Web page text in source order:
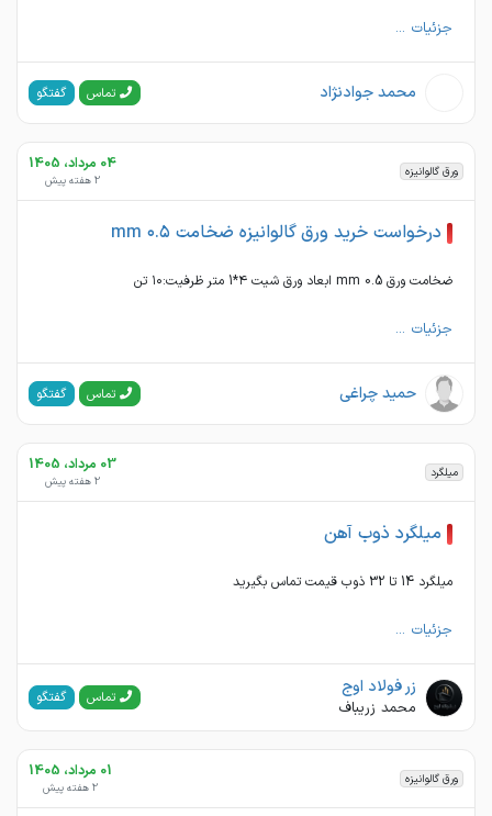
جزئیات ...
محمد جوادنژاد تماس گفتگو
ورق گالوانیزه 04 مرداد، 1405
2 هفته پیش
درخواست خرید ورق گالوانیزه ضخامت ۰.۵ mm
ضخامت ورق 0.5 mm ابعاد ورق شیت ۴*1 متر ظرفیت:۱۰ تن
جزئیات ...
حمید چراغی تماس گفتگو
میلگرد 03 مرداد، 1405
2 هفته پیش
میلگرد ذوب آهن
میلگرد 14 تا 32 ذوب قیمت تماس بگیرید
جزئیات ...
زر فولاد اوج
محمد زريباف تماس گفتگو
ورق گالوانیزه 01 مرداد، 1405
2 هفته پیش